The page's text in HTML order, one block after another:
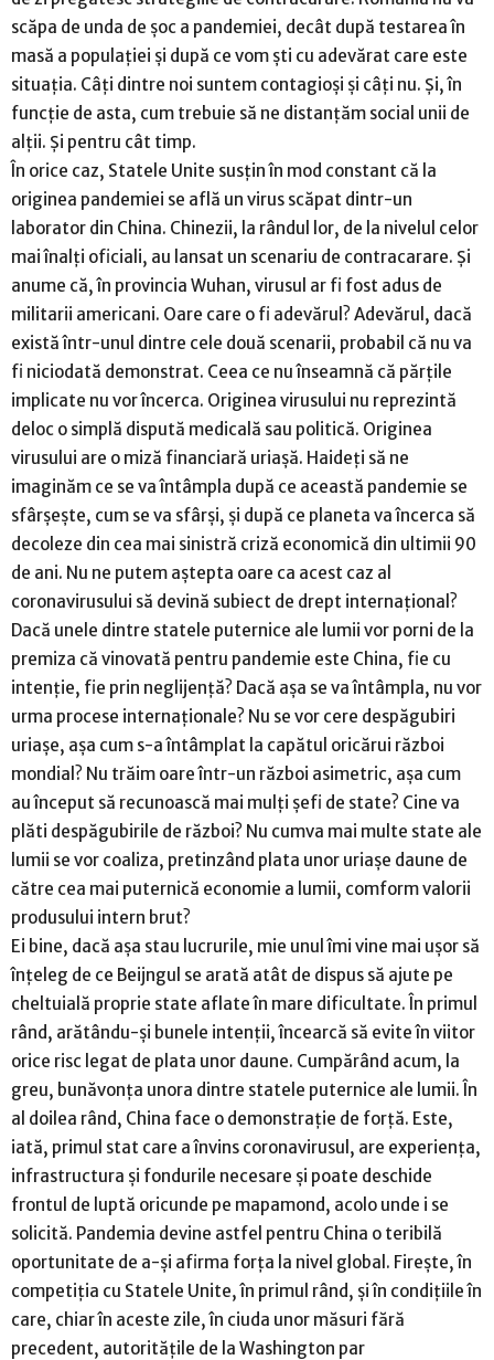
scăpa de unda de șoc a pandemiei, decât după testarea în
masă a populației și după ce vom ști cu adevărat care este
situația. Câți dintre noi suntem contagioși și câți nu. Și, în
funcție de asta, cum trebuie să ne distanțăm social unii de
alții. Și pentru cât timp.
În orice caz, Statele Unite susțin în mod constant că la
originea pandemiei se află un virus scăpat dintr-un
laborator din China. Chinezii, la rândul lor, de la nivelul celor
mai înalți oficiali, au lansat un scenariu de contracarare. Și
anume că, în provincia Wuhan, virusul ar fi fost adus de
militarii americani. Oare care o fi adevărul? Adevărul, dacă
există într-unul dintre cele două scenarii, probabil că nu va
fi niciodată demonstrat. Ceea ce nu înseamnă că părțile
implicate nu vor încerca. Originea virusului nu reprezintă
deloc o simplă dispută medicală sau politică. Originea
virusului are o miză financiară uriașă. Haideți să ne
imaginăm ce se va întâmpla după ce această pandemie se
sfârșește, cum se va sfârși, și după ce planeta va încerca să
decoleze din cea mai sinistră criză economică din ultimii 90
de ani. Nu ne putem aștepta oare ca acest caz al
coronavirusului să devină subiect de drept internațional?
Dacă unele dintre statele puternice ale lumii vor porni de la
premiza că vinovată pentru pandemie este China, fie cu
intenție, fie prin neglijență? Dacă așa se va întâmpla, nu vor
urma procese internaționale? Nu se vor cere despăgubiri
uriașe, așa cum s-a întâmplat la capătul oricărui război
mondial? Nu trăim oare într-un război asimetric, așa cum
au început să recunoască mai mulți șefi de state? Cine va
plăti despăgubirile de război? Nu cumva mai multe state ale
lumii se vor coaliza, pretinzând plata unor uriașe daune de
către cea mai puternică economie a lumii, comform valorii
produsului intern brut?
Ei bine, dacă așa stau lucrurile, mie unul îmi vine mai ușor să
înțeleg de ce Beijngul se arată atât de dispus să ajute pe
cheltuială proprie state aflate în mare dificultate. În primul
rând, arătându-și bunele intenții, încearcă să evite în viitor
orice risc legat de plata unor daune. Cumpărând acum, la
greu, bunăvonța unora dintre statele puternice ale lumii. În
al doilea rând, China face o demonstrație de forță. Este,
iată, primul stat care a învins coronavirusul, are experiența,
infrastructura și fondurile necesare și poate deschide
frontul de luptă oricunde pe mapamond, acolo unde i se
solicită. Pandemia devine astfel pentru China o teribilă
oportunitate de a-și afirma forța la nivel global. Firește, în
competiția cu Statele Unite, în primul rând, și în condițiile în
care, chiar în aceste zile, în ciuda unor măsuri fără
precedent, autoritățile de la Washington par